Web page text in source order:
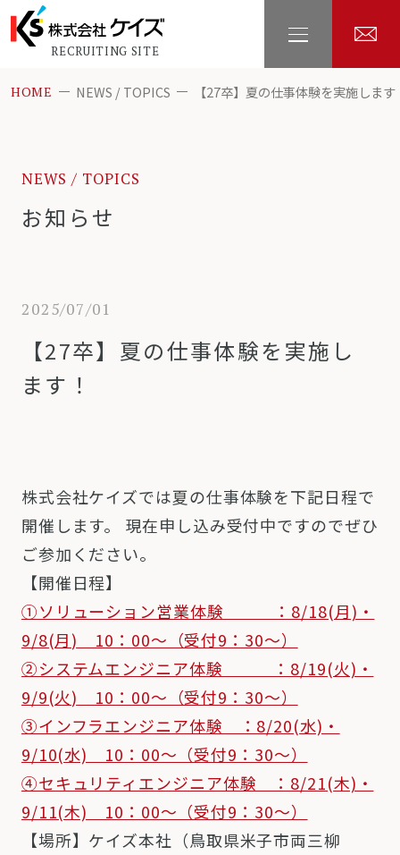
RECRUITING SITE
HOME NEWS / TOPICS 【27卒】夏の仕事体験を実施します
NEWS / TOPICS
お知らせ
2025/07/01
【27卒】夏の仕事体験を実施し
ます！
株式会社ケイズでは夏の仕事体験を下記日程で
開催します。 現在申し込み受付中ですのでぜひ
ご参加ください。
【開催日程】
①ソリューション営業体験 ：8/18(月)・
9/8(月) 10：00～（受付9：30～）
②システムエンジニア体験 ：8/19(火)・
9/9(火) 10：00～（受付9：30～）
③インフラエンジニア体験 ：8/20(水)・
9/10(水) 10：00～（受付9：30～）
④セキュリティエンジニア体験 ：8/21(木)・
9/11(木) 10：00～（受付9：30～）
【場所】ケイズ本社（鳥取県米子市両三柳